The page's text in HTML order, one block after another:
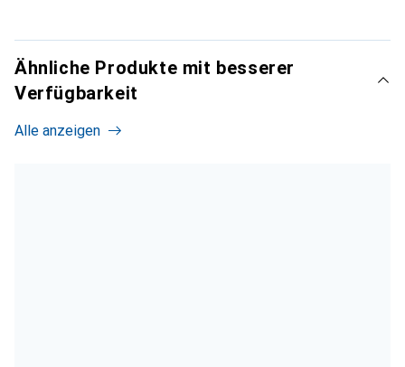
Ähnliche Produkte mit besserer
Verfügbarkeit
Alle anzeigen